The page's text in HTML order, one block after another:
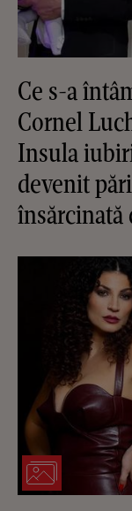
Ce s-a
Cornel
Insula
devenit
însărcinată